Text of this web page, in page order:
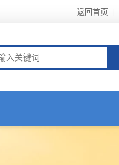
返回首页 |